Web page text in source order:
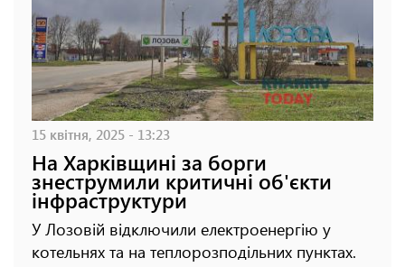
15 квітня, 2025 - 13:23
На Харківщині за борги
знеструмили критичні об'єкти
інфраструктури
У Лозовій відключили електроенергію у
котельнях та на теплорозподільних пунктах.